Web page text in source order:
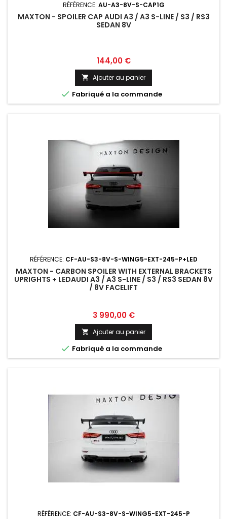
RÉFÉRENCE: AU-A3-8V-S-CAP1G
MAXTON - SPOILER CAP AUDI A3 / A3 S-LINE / S3 / RS3
SEDAN 8V
Prix
144,00 €
 Ajouter au panier
 Fabriqué a la commande
RÉFÉRENCE: CF-AU-S3-8V-S-WING5-EXT-245-P+LED
MAXTON - CARBON SPOILER WITH EXTERNAL BRACKETS
UPRIGHTS + LEDAUDI A3 / A3 S-LINE / S3 / RS3 SEDAN 8V
/ 8V FACELIFT
Prix
3 990,00 €
 Ajouter au panier
 Fabriqué a la commande
RÉFÉRENCE: CF-AU-S3-8V-S-WING5-EXT-245-P